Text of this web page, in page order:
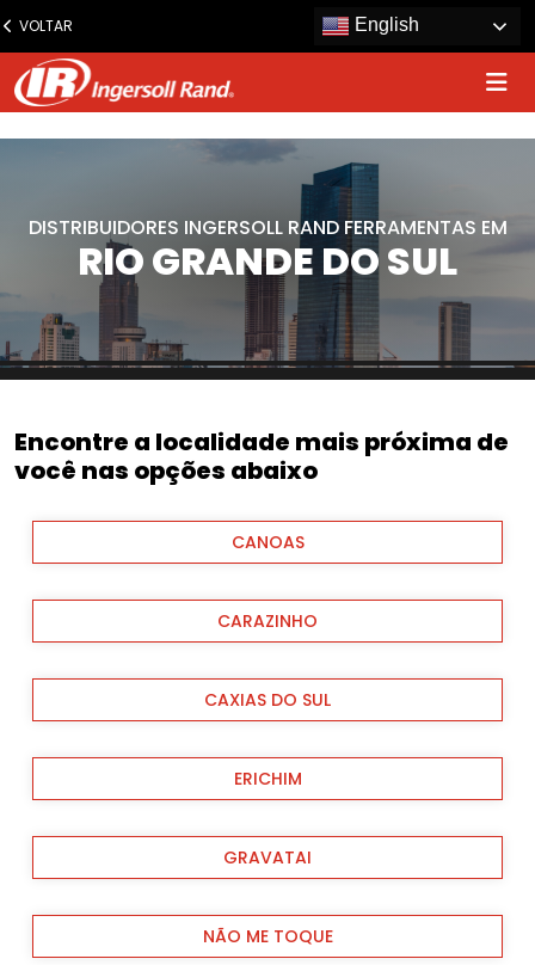
www.ingersollrand.com
Jump
content
VOLTAR English
DISTRIBUIDORES INGERSOLL RAND FERRAMENTAS EM
RIO GRANDE DO SUL
Encontre a localidade mais próxima de
você nas opções abaixo
CANOAS
CARAZINHO
CAXIAS DO SUL
ERICHIM
GRAVATAI
NÃO ME TOQUE